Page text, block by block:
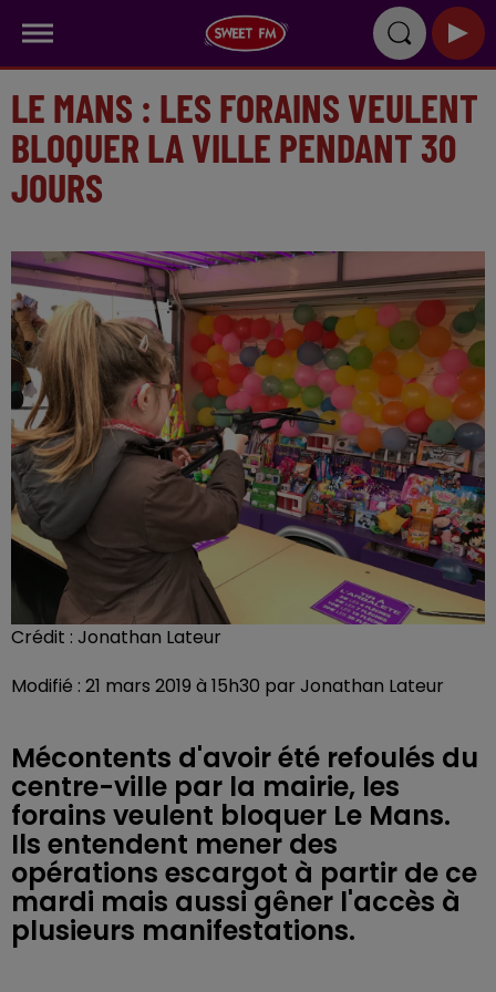
LE MANS : LES FORAINS VEULENT
BLOQUER LA VILLE PENDANT 30
JOURS
Crédit : Jonathan Lateur
Modifié : 21 mars 2019 à 15h30 par Jonathan Lateur
Mécontents d'avoir été refoulés du
centre-ville par la mairie, les
forains veulent bloquer Le Mans.
Ils entendent mener des
opérations escargot à partir de ce
mardi mais aussi gêner l'accès à
plusieurs manifestations.